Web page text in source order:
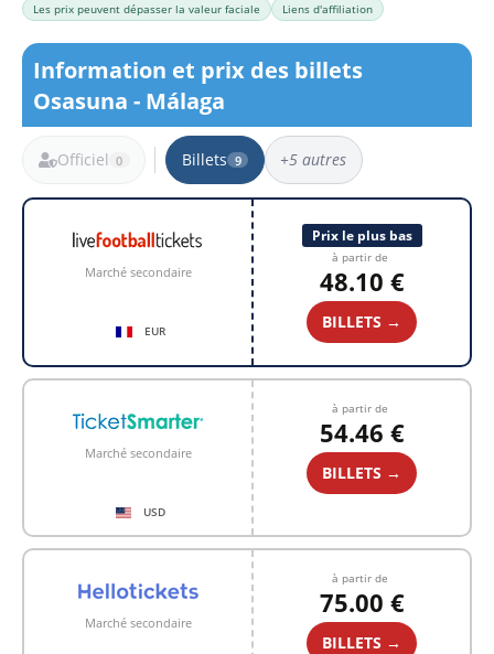
Les prix peuvent dépasser la valeur faciale
Liens d'affiliation
Information et prix des billets
Osasuna - Málaga
Officiel 0 Billets 9 +5 autres
9 résultats
Marché secondaire
EUR
Prix le plus bas
à partir de
48.10 €
BILLETS →
Marché secondaire
USD
à partir de
54.46 €
BILLETS →
Marché secondaire
à partir de
75.00 €
BILLETS →